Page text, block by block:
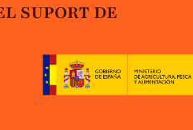
SUPORT DE